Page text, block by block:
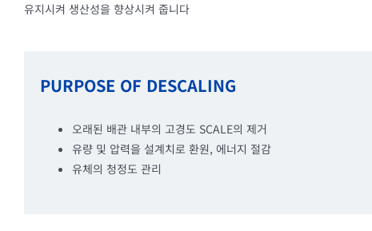
유지시켜 생산성을 향상시켜 줍니다
PURPOSE OF DESCALING
오래된 배관 내부의 고경도 SCALE의 제거
유량 및 압력을 설계치로 환원, 에너지 절감
유체의 청정도 관리